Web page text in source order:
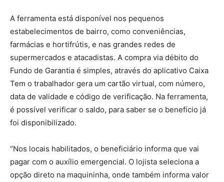
A ferramenta está disponível nos pequenos
estabelecimentos de bairro, como conveniências,
farmácias e hortifrútis, e nas grandes redes de
supermercados e atacadistas. A compra via débito do
Fundo de Garantia é simples, através do aplicativo Caixa
Tem o trabalhador gera um cartão virtual, com número,
data de validade e código de verificação. Na ferramenta,
é possível verificar o saldo, para saber se o benefício já
foi disponibilizado.
“Nos locais habilitados, o beneficiário informa que vai
pagar com o auxílio emergencial. O lojista seleciona a
opção direto na maquininha, onde também informa valor